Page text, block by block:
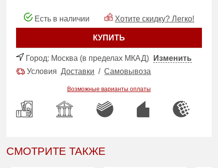
Есть в наличии Хотите скидку? Легко!
КУПИТЬ
Город: Москва (в пределах МКАД)
Изменить
УсловияДоставки /Самовывоза
Возможные варианты оплаты
СМОТРИТЕ ТАКЖЕ